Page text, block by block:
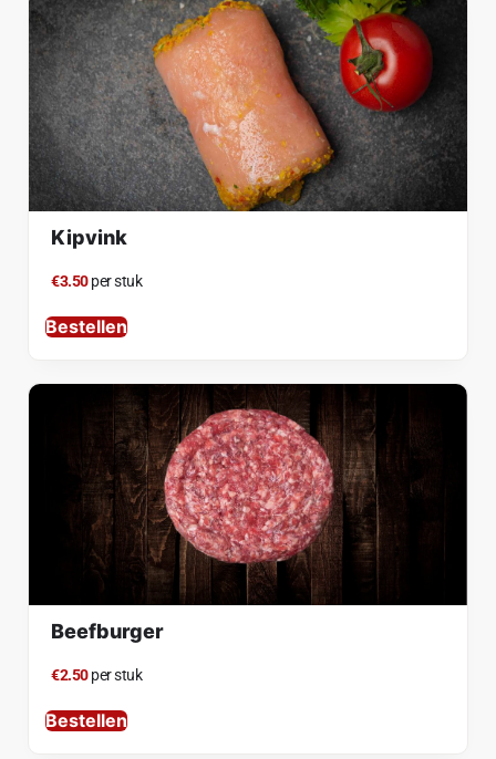
Kipvink
€3.50per stuk
Bestellen
Beefburger
€2.50per stuk
Bestellen